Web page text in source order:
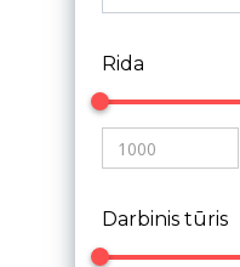
Rida
Darbinis tūris